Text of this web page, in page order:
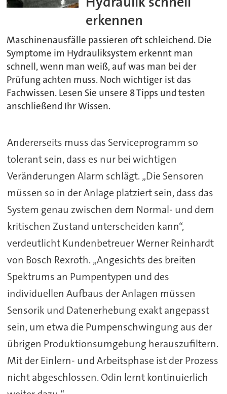
erkennen
Maschinenausfälle passieren oft schleichend. Die
Symptome im Hydrauliksystem erkennt man
schnell, wenn man weiß, auf was man bei der
Prüfung achten muss. Noch wichtiger ist das
Fachwissen. Lesen Sie unsere 8 Tipps und testen
anschließend Ihr Wissen.
Andererseits muss das Serviceprogramm so
tolerant sein, dass es nur bei wichtigen
Veränderungen Alarm schlägt. „Die Sensoren
müssen so in der Anlage platziert sein, dass das
System genau zwischen dem Normal- und dem
kritischen Zustand unterscheiden kann“,
verdeutlicht Kundenbetreuer Werner Reinhardt
von Bosch Rexroth. „Angesichts des breiten
Spektrums an Pumpentypen und des
individuellen Aufbaus der Anlagen müssen
Sensorik und Datenerhebung exakt angepasst
sein, um etwa die Pumpenschwingung aus der
übrigen Produktionsumgebung herauszufiltern.
Mit der Einlern- und Arbeitsphase ist der Prozess
nicht abgeschlossen. Odin lernt kontinuierlich